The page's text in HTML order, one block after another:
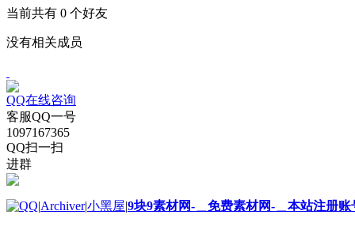
当前共有 0 个好友
没有相关成员
QQ在线咨询
客服QQ一号
1097167365
QQ扫一扫
进群
|Archiver|小黑屋|9块9素材网-＿免费素材网-＿本站注册账